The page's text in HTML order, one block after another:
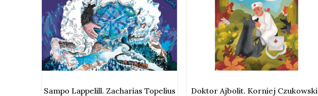
DODAJ DO KOSZYKA
Sampo Lappelill. Zacharias Topelius
DODAJ DO KOSZYKA
Doktor Ajbolit. Korniej Czukowski